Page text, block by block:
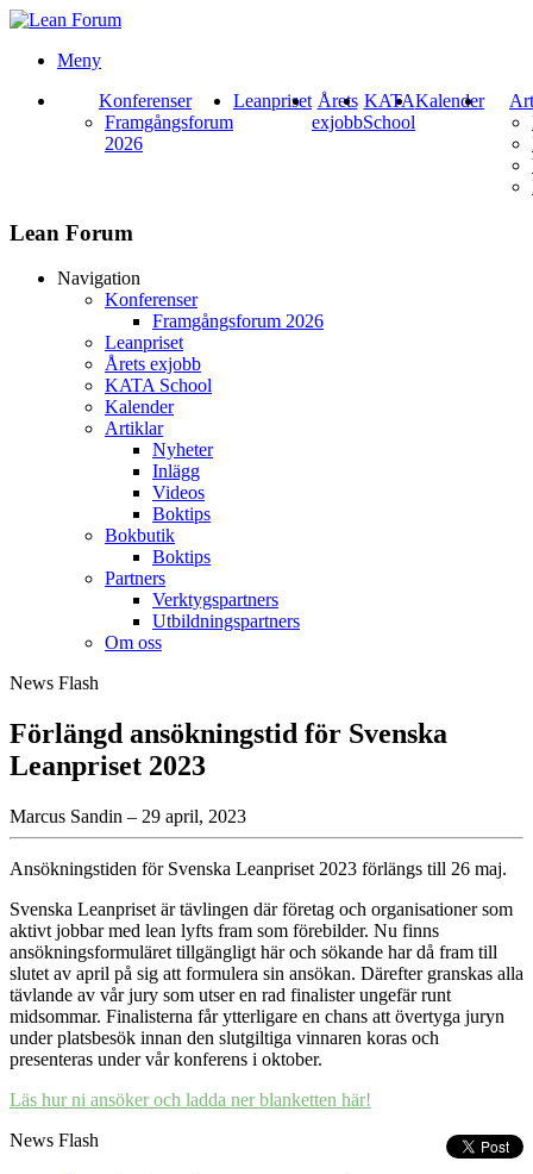
Meny
Konferenser
Framgångsforum
2026
Leanpriset Årets
exjobb
KATA
School
Kalender
Lean Forum
Navigation
Konferenser
Framgångsforum 2026
Leanpriset
Årets exjobb
KATA School
Kalender
Artiklar
Nyheter
Inlägg
Videos
Boktips
Bokbutik
Boktips
Partners
Verktygspartners
Utbildningspartners
Om oss
News Flash
Förlängd ansökningstid för Svenska
Leanpriset 2023
Marcus Sandin – 29 april, 2023
Ansökningstiden för Svenska Leanpriset 2023 förlängs till 26 maj.
Svenska Leanpriset är tävlingen där företag och organisationer som
aktivt jobbar med lean lyfts fram som förebilder. Nu finns
ansökningsformuläret tillgängligt här och sökande har då fram till
slutet av april på sig att formulera sin ansökan. Därefter granskas alla
tävlande av vår jury som utser en rad finalister ungefär runt
midsommar. Finalisterna får ytterligare en chans att övertyga juryn
under platsbesök innan den slutgiltiga vinnaren koras och
presenteras under vår konferens i oktober.
Läs hur ni ansöker och ladda ner blanketten här!
News Flash